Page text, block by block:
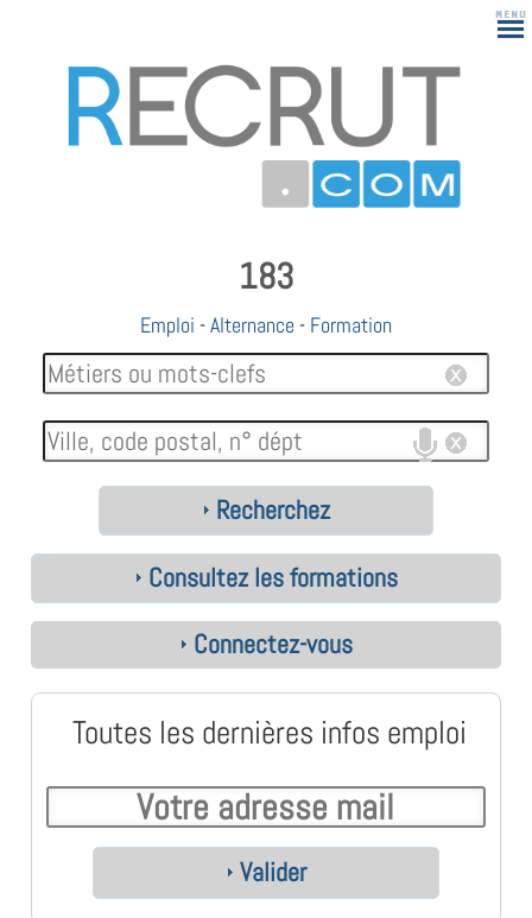
183
Emploi -Alternance - Formation
Recherchez
Consultez les formations
Connectez-vous
Toutes les dernières infos emploi
Valider